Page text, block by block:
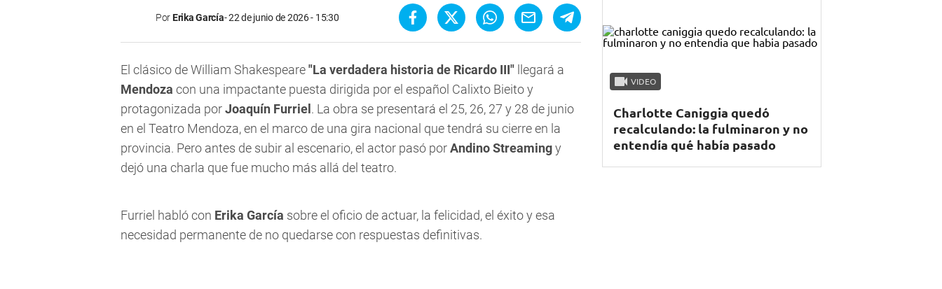
PorErika García 22 de junio de 2026 - 15:30
El clásico de William Shakespeare"La verdadera historia de Ricardo III" llegará a
Mendoza con una impactante puesta dirigida por el español Calixto Bieito y
protagonizada porJoaquín Furriel . La obra se presentará el 25, 26, 27 y 28 de junio
en el Teatro Mendoza, en el marco de una gira nacional que tendrá su cierre en la
provincia. Pero antes de subir al escenario, el actor pasó porAndino Streamingy
dejó una charla que fue mucho más allá del teatro.
Furriel habló con Erika García sobre el oficio de actuar, la felicidad, el éxito y esa
necesidad permanente de no quedarse con respuestas definitivas.
VIDEO
Charlotte Caniggia quedó
recalculando: la fulminaron y no
entendía qué había pasado